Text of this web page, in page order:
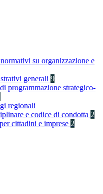
su organizzazione e
generali 9
programmazione strategico-
regionali
e codice di condotta 2
cittadini e imprese 2